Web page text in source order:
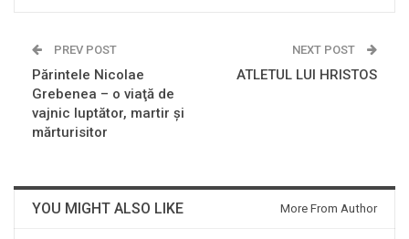
PREV POST
Părintele Nicolae
Grebenea – o viaţă de
vajnic luptător, martir şi
mărturisitor
NEXT POST
ATLETUL LUI HRISTOS
YOU MIGHT ALSO LIKE More From Author